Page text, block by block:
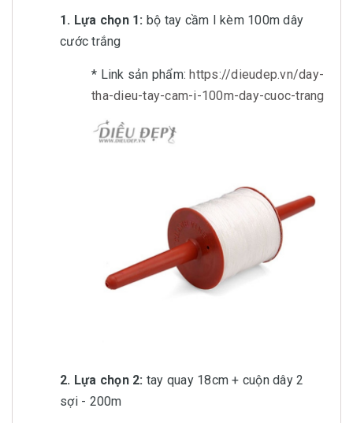
1. Lựa chọn 1: bộ tay cầm I kèm 100m dây
cước trắng
* Link sản phẩm:https://dieudep.vn/day-
tha-dieu-tay-cam-i-100m-day-cuoc-trang
2. Lựa chọn 2: tay quay 18cm + cuộn dây 2
sợi - 200m